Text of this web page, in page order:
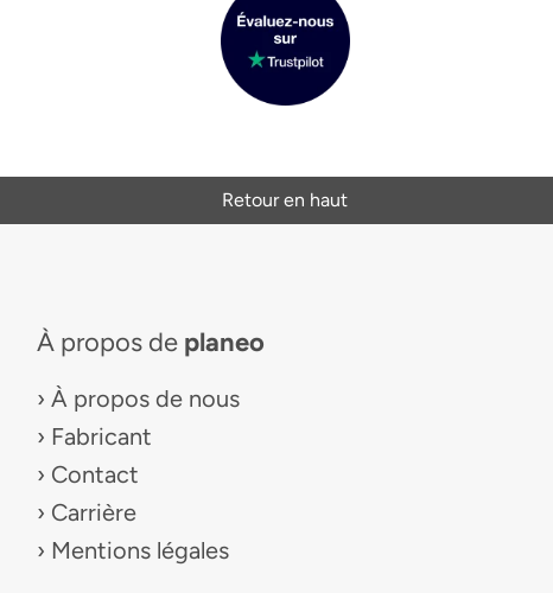
Retour en haut
À propos de planeo
À propos de nous
Fabricant
Contact
Carrière
Mentions légales